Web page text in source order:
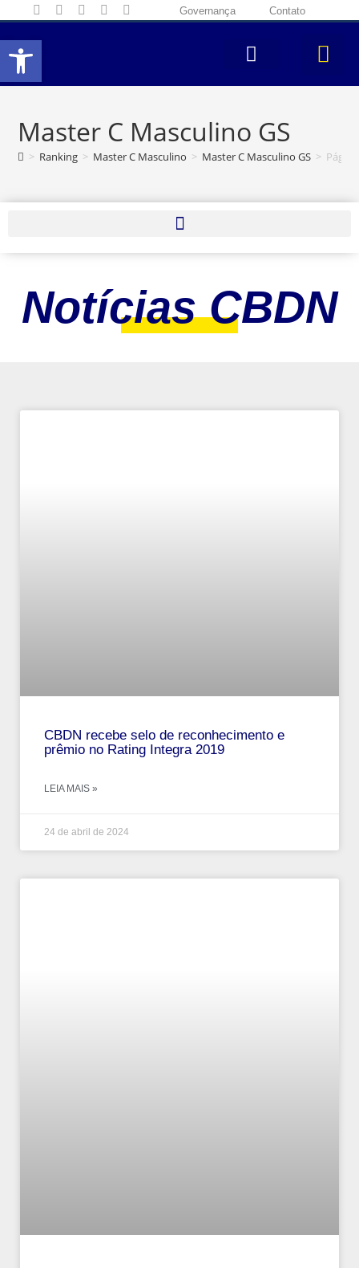
Abrir a barra de ferramentas
Governança Contato
Master C Masculino GS
> Ranking > Master C Masculino > Master C Masculino GS >
Notícias CBDN
CBDN recebe selo de reconhecimento e
prêmio no Rating Integra 2019
LEIA MAIS »
24 de abril de 2024